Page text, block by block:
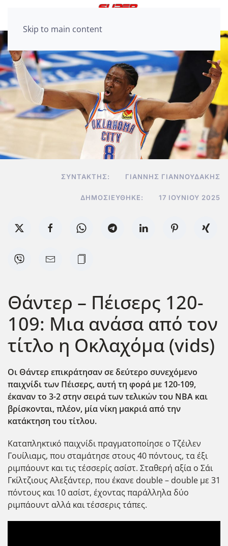
Skip to main content
ΣΥΝΤΆΚΤΗΣ: ΓΙΆΝΝΗΣ ΓΙΑΝΝΟΥΔΆΚΗΣ
ΔΗΜΟΣΙΕΎΘΗΚΕ: 17 ΙΟΥΝΊΟΥ 2025
Θάντερ – Πέισερς 120-
109: Μια ανάσα από τον
τίτλο η Οκλαχόμα (vids)
Οι Θάντερ επικράτησαν σε δεύτερο συνεχόμενο
παιχνίδι των Πέισερς, αυτή τη φορά με 120-109,
έκαναν το 3-2 στην σειρά των τελικών του ΝΒΑ και
βρίσκονται, πλέον, μία νίκη μακριά από την
κατάκτηση του τίτλου.
Καταπληκτικό παιχνίδι πραγματοποίησε ο Τζέιλεν
Γουίλιαμς, που σταμάτησε στους 40 πόντους, τα έξι
ριμπάουντ και τις τέσσερίς ασίστ. Σταθερή αξία ο Σάι
Γκίλτζιους Αλεξάντερ, που έκανε double – double με 31
πόντους και 10 ασίστ, έχοντας παράλληλα δύο
ριμπάουντ αλλά και τέσσερις τάπες.